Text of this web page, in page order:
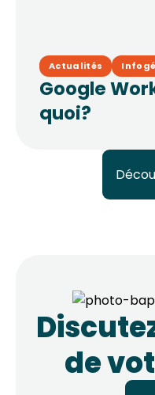
Actualités
Google
quoi?
de